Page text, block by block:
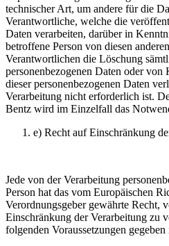
technischer Art, um andere für die
Verantwortliche, welche die
Daten verarbeiten, darüber in
betroffene Person von diesen
Verantwortlichen die Löschung
personenbezogenen Daten oder
dieser personenbezogenen Daten
Verarbeitung nicht erforderlich ist.
Bentz wird im Einzelfall das
e) Recht auf Einschränkung
Jede von der Verarbeitung
Person hat das vom Europäischen
Verordnungsgeber gewährte Recht,
Einschränkung der Verarbeitung zu
folgenden Voraussetzungen gegeben